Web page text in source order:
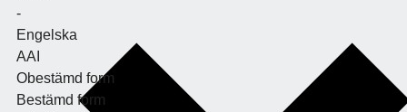
-
Engelska
AAI
Obestämd form
Bestämd form